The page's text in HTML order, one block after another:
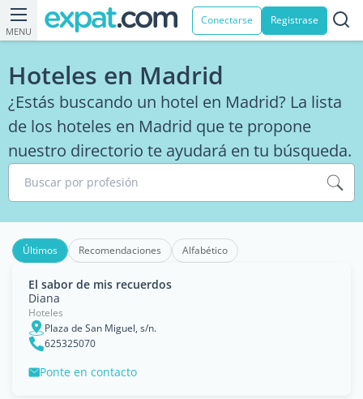
MENU
Conectarse Registrase
Hoteles en Madrid
¿Estás buscando un hotel en Madrid? La lista
de los hoteles en Madrid que te propone
nuestro directorio te ayudará en tu búsqueda.
Buscar por profesión
Últimos Recomendaciones Alfabético
El sabor de mis recuerdos
Diana
Hoteles
Plaza de San Miguel, s/n.
625325070
Ponte en contacto